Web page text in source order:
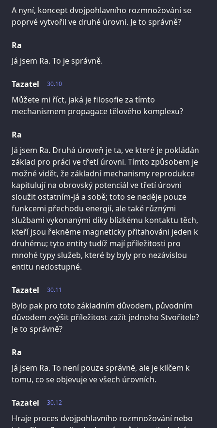
A nyní, koncept dvojpohlavního rozmnožování se
poprvé vytvořil ve druhé úrovni. Je to správně?
Ra
Já jsem Ra. To je správně.
30.10
Tazatel
Můžete mi říct, jaká je filosofie za tímto
mechanismem propagace tělového komplexu?
Ra
Já jsem Ra. Druhá úroveň je ta, ve které je pokládán
základ pro práci ve třetí úrovni. Tímto způsobem je
možné vidět, že základní mechanismy reprodukce
kapitulují na obrovský potenciál ve třetí úrovni
sloužit ostatním-já a sobě; toto se neděje pouze
funkcemi přechodu energií, ale také různými
službami vykonanými díky blízkému kontaktu těch,
kteří jsou řekněme magneticky přitahováni jeden k
druhému; tyto entity tudíž mají příležitosti pro
mnohé typy služeb, které by byly pro nezávislou
entitu nedostupné.
30.11
Tazatel
Bylo pak pro toto základním důvodem, původním
důvodem zvýšit příležitost zažít jednoho Stvořitele?
Je to správně?
Ra
Já jsem Ra. To není pouze správně, ale je klíčem k
tomu, co se objevuje ve všech úrovních.
30.12
Tazatel
Hraje proces dvojpohlavního rozmnožování nebo